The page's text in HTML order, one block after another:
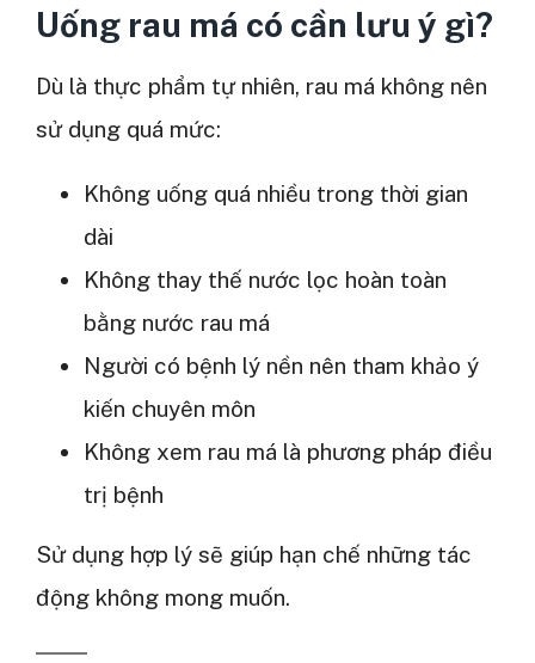
Uống rau má có cần lưu ý gì?
Dù là thực phẩm tự nhiên, rau má không nên
sử dụng quá mức:
Không uống quá nhiều trong thời gian
dài
Không thay thế nước lọc hoàn toàn
bằng nước rau má
Người có bệnh lý nền nên tham khảo ý
kiến chuyên môn
Không xem rau má là phương pháp điều
trị bệnh
Sử dụng hợp lý sẽ giúp hạn chế những tác
động không mong muốn.